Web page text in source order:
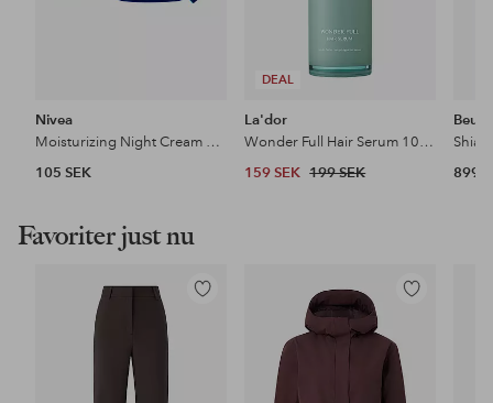
Nivea
Moisturizing Night Cream 50 ml
105 SEK
DEAL
La'dor
Wonder Full Hair Serum 100 ml
159 SEK 199 SEK 899
Favoriter just nu
Lägg
Lägg
favoriter